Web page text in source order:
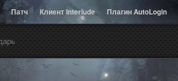
Патч Клиент Interlude Плагин AutoLogin